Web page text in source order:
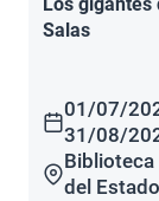
Salas
01/07/
31/08/
Biblioteca
del Estado